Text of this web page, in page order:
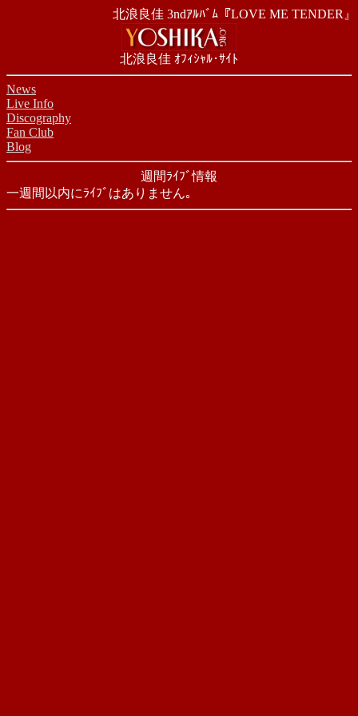
北浪良佳 3ndｱﾙﾊﾞﾑ『LOVE ME TENDER
北浪良佳 ｵﾌｨｼｬﾙ･ｻｲﾄ
News
Live Info
Discography
Fan Club
Blog
週間ﾗｲﾌﾞ情報
一週間以内にﾗｲﾌﾞはありません｡